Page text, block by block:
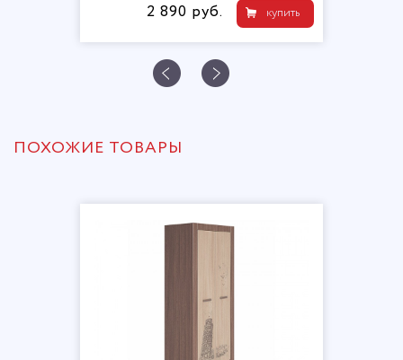
купить
2 890 руб.
ПОХОЖИЕ ТОВАРЫ